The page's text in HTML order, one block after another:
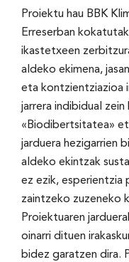
Proiektu hau BBK
Erreserban
ikastetxeen
aldeko ekimena,
eta kontzientziazioa
jarrera indibidual
«Biodibertsitatea»
jarduera hezigarrien
aldeko ekintzak
ez ezik, esperientzia
zaintzeko zuzeneko
Proiektuaren
oinarri dituen
bidez garatzen dira.